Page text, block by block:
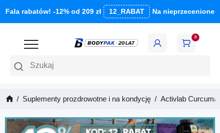
Fala rabatów! -12% od 209 zł 12_RABAT Na nieprzecenione
Szukaj
0
Suplementy prozdrowotne i na kondycję Activlab